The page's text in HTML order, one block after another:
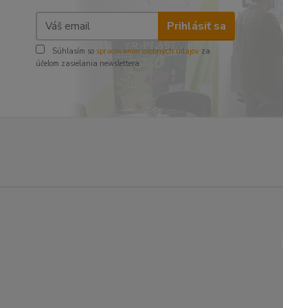
Prihlásiť sa
Súhlasím so spracovaním osobných údajov za
účelom zasielania newslettera.